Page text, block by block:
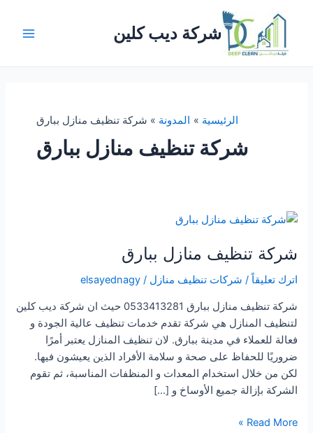
شركة ديب كلين
الرئيسية المدونة شركة تنظيف منازل ببارق
شركة تنظيف منازل ببارق
شركة تنظيف منازل ببارق
اترك تعليقاً / شركات تنظيف منازل /
elsayednagy
شركة تنظيف منازل ببارق 0533413281 حيث ان شركة ديب كلين
لتنظيف المنازل هي شركة تقدم خدمات تنظيف عالية الجودة و
فعالة للعملاء في مدينة ببارق. لان تنظيف المنازل يعتبر أمرًا
ضروريًا للحفاظ على صحة و سلامة الأفراد الذين يعيشون فيها.
لكن من خلال استخدام المعدات و المنظفات المناسبة، ثم تقوم
الشركة بإزالة جميع الأوساخ و […]
شركة
Read More »